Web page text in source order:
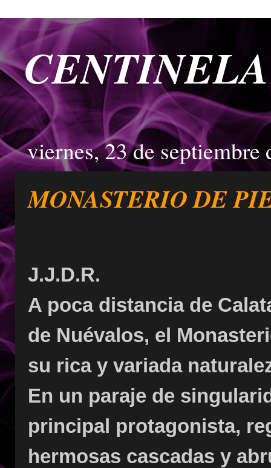
viernes, 23 de septiembre
MONASTERIO DE
J.J.D.R.
A poca distancia de
de Nuévalos, el
su rica y variada
En un paraje de
principal protagonista,
hermosas cascadas y